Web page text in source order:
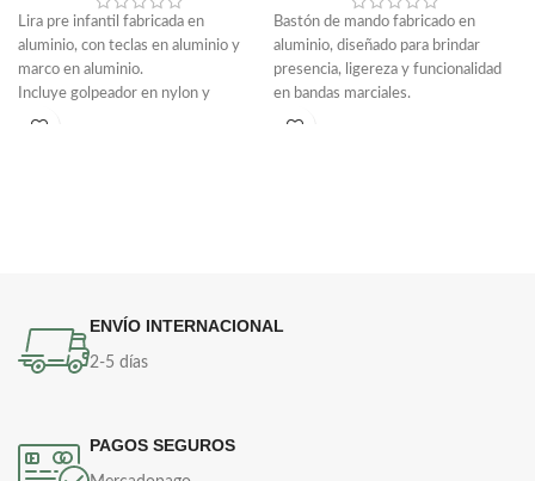
Lira pre infantil fabricada en
aluminio, con teclas en aluminio y
marco en aluminio.
Incluye golpeador en nylon y
cargador en reata.
Bastón de mando fabricado en
aluminio, diseñado para brindar
presencia, ligereza y funcionalidad
en bandas marciales.
Incluye cordón de lujo.
ENVÍO INTERNACIONAL
2-5 días
PAGOS SEGUROS